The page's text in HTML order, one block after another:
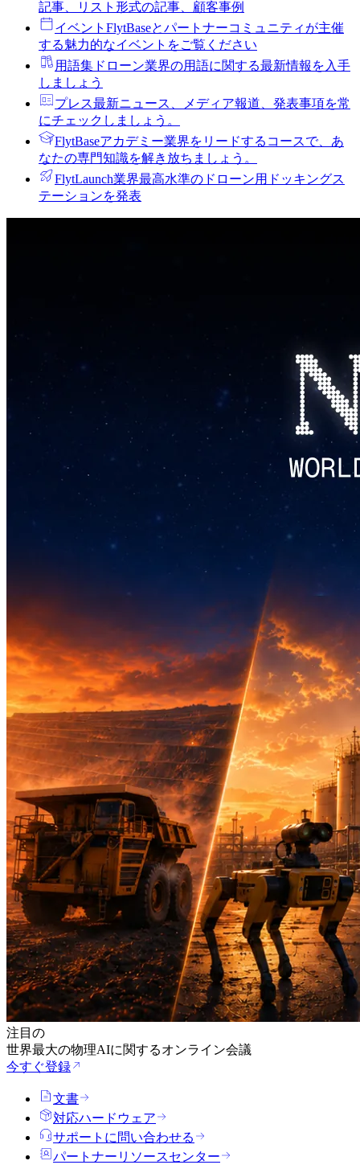
記事、リスト形式の記事、顧客事例
イベント FlytBaseとパートナーコミュニティが主催
する魅力的なイベントをご覧ください
用語集 ドローン業界の用語に関する最新情報を入手
しましょう
プレス最新ニュース、メディア報道、発表事項を常
にチェックしましょう。
FlytBaseアカデミー業界をリードするコースで、あ
なたの専門知識を解き放ちましょう。
FlytLaunch業界最高水準のドローン用ドッキングス
テーションを発表
注目の
世界最大の物理AIに関するオンライン会議
今すぐ登録
文書
対応ハードウェア
サポートに問い合わせる
パートナーリソースセンター